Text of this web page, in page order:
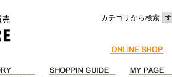
カテゴリから検索